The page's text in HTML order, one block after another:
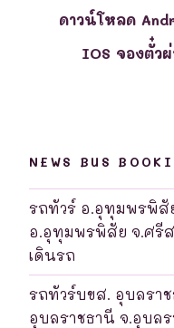
ดาวน์โหลด
IOS จองตั๋ว
NEWS BUS
รถทัวร์ อ.อุทุมพรพิสั
อ.อุทุมพรพิสัย จ.ศรีส
เดินรถ
รถทัวร์บขส. อุบลรา
อุบลราชธานี จ.อุบล